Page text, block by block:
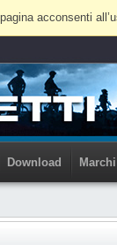
acconsenti
Download Marchi